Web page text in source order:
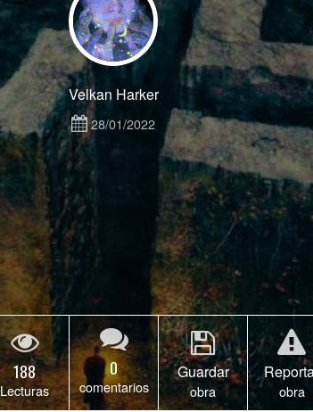
Velkan Harker
28/01/2022
188
Lecturas
0
comentarios
Guardar
obra obra